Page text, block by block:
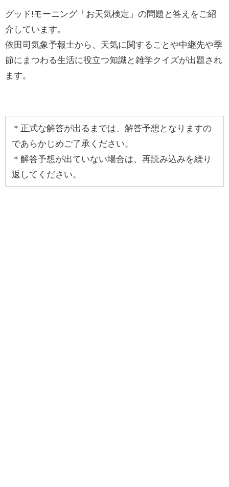
グッド!モーニング「お天気検定」の問題と答えをご紹
介しています。
依田司気象予報士から、天気に関することや中継先や季
節にまつわる生活に役立つ知識と雑学クイズが出題され
ます。
＊正式な解答が出るまでは、解答予想となりますの
であらかじめご了承ください。
＊解答予想が出ていない場合は、再読み込みを繰り
返してください。